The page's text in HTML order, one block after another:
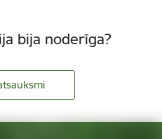
bija noderīga?